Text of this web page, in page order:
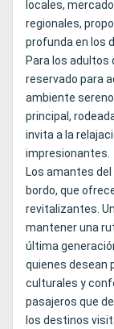
locales,
regionales,
profunda en los
Para los adultos
reservado para
ambiente
principal,
invita a la
impresionantes.
Los amantes
bordo, que
revitalizantes.
mantener una
última
quienes desean
culturales y
pasajeros que
los destinos